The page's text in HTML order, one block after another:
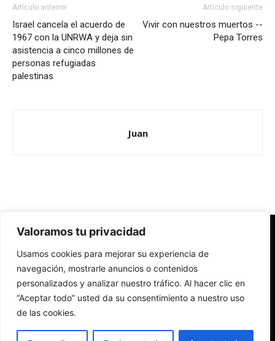
Valoramos tu privacidad
Usamos cookies para mejorar su experiencia de
navegación, mostrarle anuncios o contenidos
personalizados y analizar nuestro tráfico. Al hacer clic en
“Aceptar todo” usted da su consentimiento a nuestro uso
de las cookies.
Artículo anterior
Israel cancela el acuerdo de
1967 con la UNRWA y deja sin
asistencia a cinco millones de
personas refugiadas
palestinas
Artículo siguiente
Vivir con nuestros muertos --
Pepa Torres
Juan
Redes Cristianas
Una mirada alternativa sobre la Iglesia católica y la sociedad
- Colectivos de Redes Cristianas